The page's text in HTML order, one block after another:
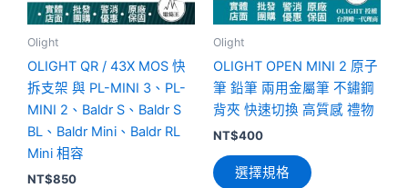
Olight
OLIGHT QR / 43X MOS 快
拆支架 與 PL-MINI 3、PL-
MINI 2、Baldr S、Baldr S
BL、Baldr Mini、Baldr RL
Mini 相容
NT$850
式。
在
產
品
頁
Olight
OLIGHT OPEN MINI 2 原子
筆 鉛筆 兩用金屬筆 不鏽鋼
背夾 快速切換 高質感 禮物
NT$400
選擇規格
式。
在
產
品
選